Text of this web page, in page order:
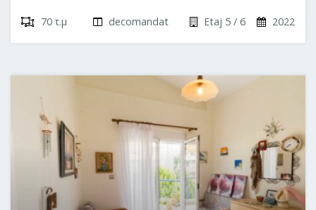
70 τ.μ decomandat Etaj 5 / 6 2022